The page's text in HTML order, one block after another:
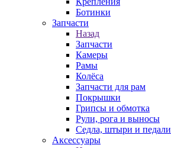
Ботинки
Запчасти
Назад
Запчасти
Камеры
Рамы
Колёса
Запчасти для рам
Покрышки
Грипсы и обмотка
Рули, рога и выносы
Седла, штыри и педали
Аксессуары